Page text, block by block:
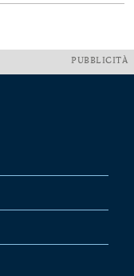
PUBBLICITÀ